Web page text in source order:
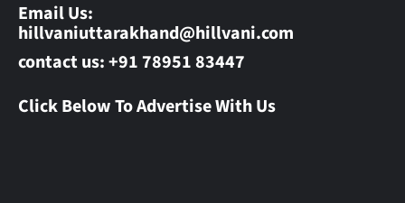
Email Us:
hillvaniuttarakhand@hillvani.com
contact us: +91 78951 83447
Click Below To Advertise With Us